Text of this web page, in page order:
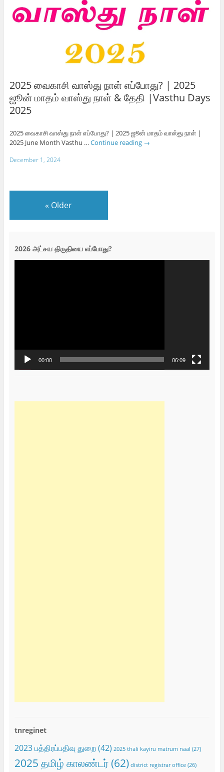
2025 வைகாசி வாஸ்து நாள் எப்போது? | 2025
ஜூன் மாதம் வாஸ்து நாள் & தேதி |Vasthu Days
2025
2025 வைகாசி வாஸ்து நாள் எப்போது? | 2025 ஜூன் மாதம் வாஸ்து நாள் |
2025 June Month Vasthu … Continue reading →
December 1, 2024
« Older
2026 அட்சய திருதியை எப்போது?
00:00 06:09
tnreginet
2023 பத்திரப்பதிவு துறை(42) 2025 thali kayiru matrum naal (27)
2025 தமிழ் காலண்டர்(62) district registrar office(26)